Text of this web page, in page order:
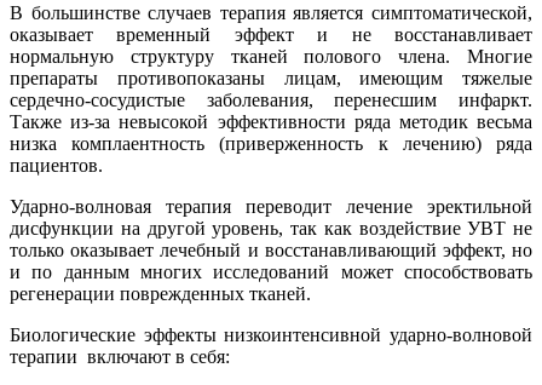
В большинстве случаев терапия является симптоматической,
оказывает временный эффект и не восстанавливает
нормальную структуру тканей полового члена. Многие
препараты противопоказаны лицам, имеющим тяжелые
сердечно-сосудистые заболевания, перенесшим инфаркт.
Также из-за невысокой эффективности ряда методик весьма
низка комплаентность (приверженность к лечению) ряда
пациентов.
Ударно-волновая терапия переводит лечение эректильной
дисфункции на другой уровень, так как воздействие УВТ не
только оказывает лечебный и восстанавливающий эффект, но
и по данным многих исследований может способствовать
регенерации поврежденных тканей.
Биологические эффекты низкоинтенсивной ударно-волновой
терапии включают в себя: